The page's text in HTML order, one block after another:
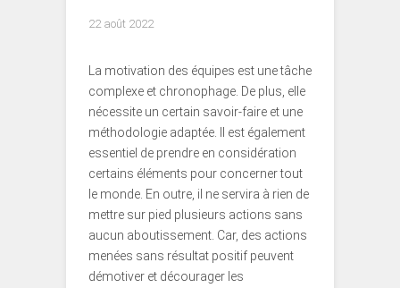
22 août 2022
La motivation des équipes est une tâche
complexe et chronophage. De plus, elle
nécessite un certain savoir-faire et une
méthodologie adaptée. Il est également
essentiel de prendre en considération
certains éléments pour concerner tout
le monde. En outre, il ne servira à rien de
mettre sur pied plusieurs actions sans
aucun aboutissement. Car, des actions
menées sans résultat positif peuvent
démotiver et décourager les